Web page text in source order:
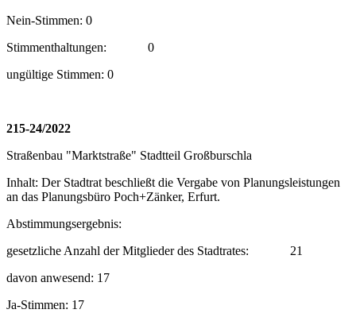
Nein-Stimmen: 0
Stimmenthaltungen:
0
ungültige Stimmen: 0
215-24/2022
Straßenbau "Marktstraße" Stadtteil Großburschla
Inhalt: Der Stadtrat beschließt die Vergabe von Planungsleistungen
an das Planungsbüro Poch+Zänker, Erfurt.
Abstimmungsergebnis:
gesetzliche Anzahl der Mitglieder des Stadtrates:
21
davon anwesend: 17
Ja-Stimmen: 17